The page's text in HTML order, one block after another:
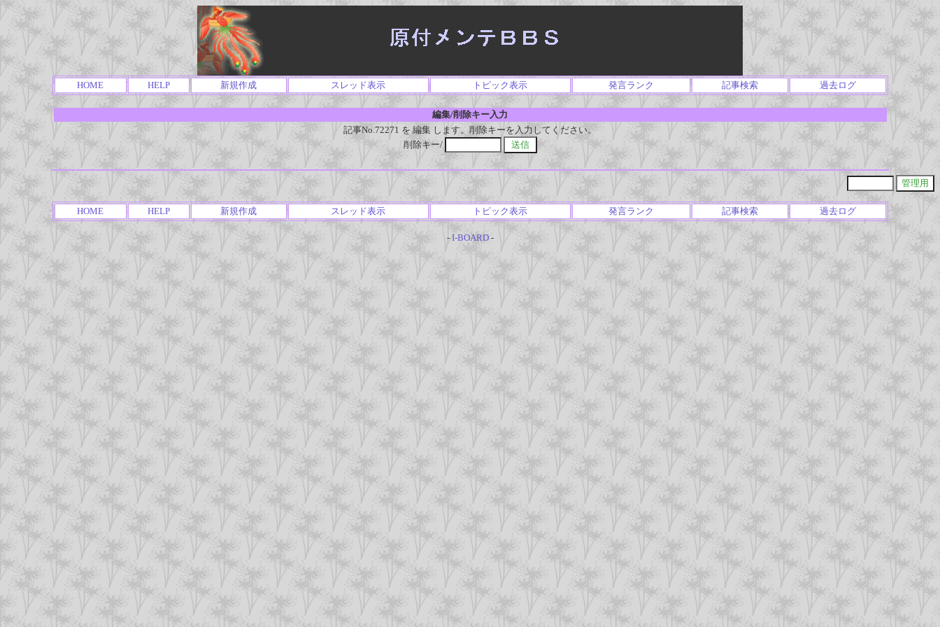
HOME HELP 新規作成 スレッド表示 トピック表示 発言ランク 記事検索 過去ログ
編集/削除キー入力
記事No.72271 を 編集 します。削除キーを入力してください。
削除キー/
HOME HELP 新規作成 スレッド表示 トピック表示 発言ランク 記事検索 過去ログ
- I-BOARD-